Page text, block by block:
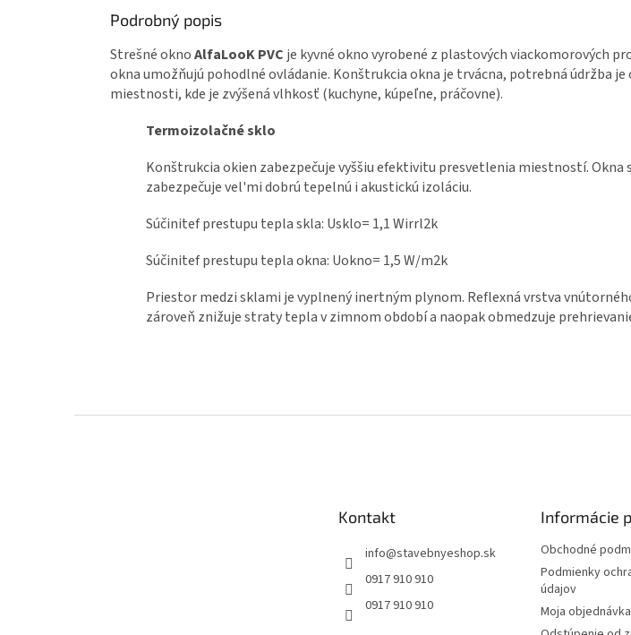
Podrobný popis
Strešné oknoAlfaLooK PVC je kyvné okno vyrobené z plastových viackomorových
okna umožňujú pohodlné ovládanie. Konštrukcia okna je trvácna, potrebná údržba
miestnosti, kde je zvýšená vlhkosť (kuchyne, kúpeľne, práčovne).
Termoizolačné sklo
Konštrukcia okien zabezpečuje vyššiu efektivitu presvetlenia miestností.
zabezpečuje vel'mi dobrú tepelnú i akustickú izoláciu.
Súčinitef prestupu tepla skla: Usklo= 1,1 Wirrl2k
Súčinitef prestupu tepla okna: Uokno= 1,5 W/m2k
Priestor medzi sklami je vyplnený inertným plynom. Reflexná vrstva
zároveň znižuje straty tepla v zimnom období a naopak obmedzuje
Kontakt
info@stavebnyeshop.sk
0917 910 910
0917 910 910
Informácie
Obchodné
Podmienky
údajov
Moja objednávka